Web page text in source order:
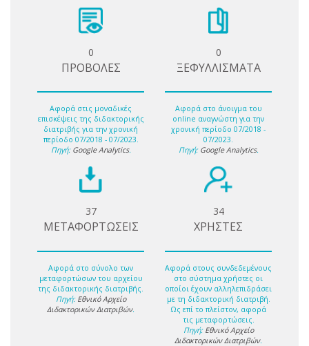
0
ΠΡΟΒΟΛΕΣ
Αφορά στις μοναδικές
επισκέψεις της διδακτορικής
διατριβής για την χρονική
περίοδο 07/2018 - 07/2023.
Πηγή: Google Analytics.
0
ΞΕΦΥΛΛΙΣΜΑΤΑ
Αφορά στο άνοιγμα του
online αναγνώστη για την
χρονική περίοδο 07/2018 -
07/2023.
Πηγή: Google Analytics.
37
ΜΕΤΑΦΟΡΤΩΣΕΙΣ
Αφορά στο σύνολο των
μεταφορτώσων του αρχείου
της διδακτορικής διατριβής.
Πηγή: Εθνικό Αρχείο
Διδακτορικών Διατριβών.
34
ΧΡΗΣΤΕΣ
Αφορά στους συνδεδεμένους
στο σύστημα χρήστες οι
οποίοι έχουν αλληλεπιδράσει
με τη διδακτορική διατριβή.
Ως επί το πλείστον, αφορά
τις μεταφορτώσεις.
Πηγή: Εθνικό Αρχείο
Διδακτορικών Διατριβών.